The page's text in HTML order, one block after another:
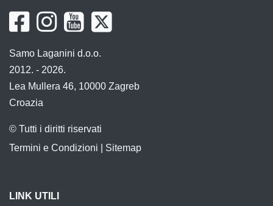
Samo Laganini d.o.o.
2012. - 2026.
Lea Mullera 46, 10000 Zagreb
Croazia
© Tutti i diritti riservati
Termini e Condizioni
Sitemap
LINK UTILI